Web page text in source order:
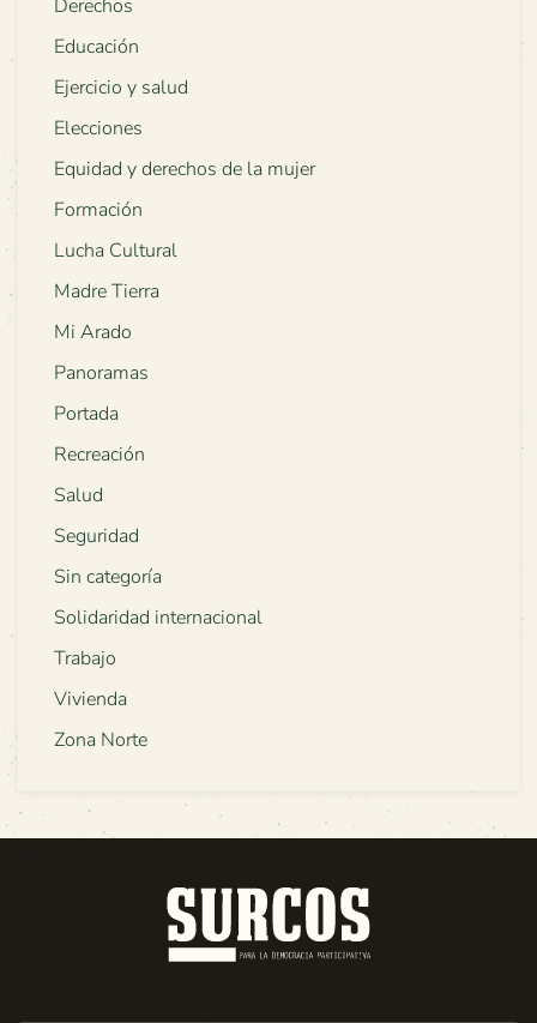
Derechos
Educación
Ejercicio y salud
Elecciones
Equidad y derechos de la mujer
Formación
Lucha Cultural
Madre Tierra
Mi Arado
Panoramas
Portada
Recreación
Salud
Seguridad
Sin categoría
Solidaridad internacional
Trabajo
Vivienda
Zona Norte